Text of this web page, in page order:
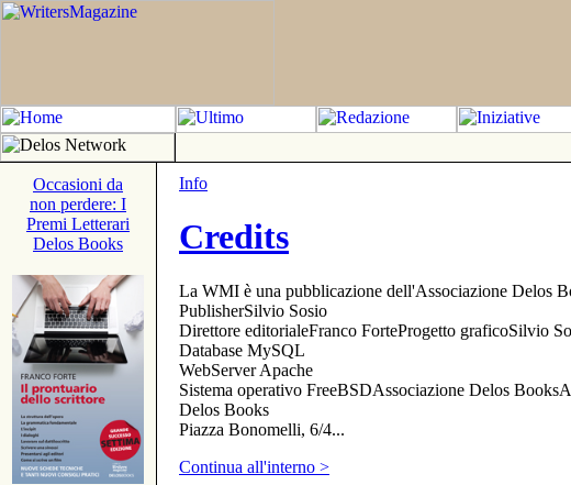
Occasioni da
non perdere: I
Premi Letterari
Delos Books
Info
Credits
La WMI è una pubblicazione dell'Associazione Delos
PublisherSilvio Sosio
Direttore editorialeFranco ForteProgetto graficoSilvio
Database MySQL
WebServer Apache
Sistema operativo FreeBSDAssociazione Delos
Delos Books
Piazza Bonomelli, 6/4...
Continua all'interno >